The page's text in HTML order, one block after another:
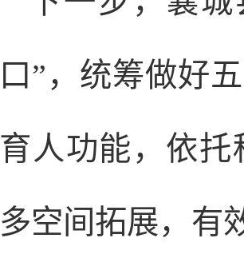
口”，统筹做好
育人功能，依
多空间拓展，有